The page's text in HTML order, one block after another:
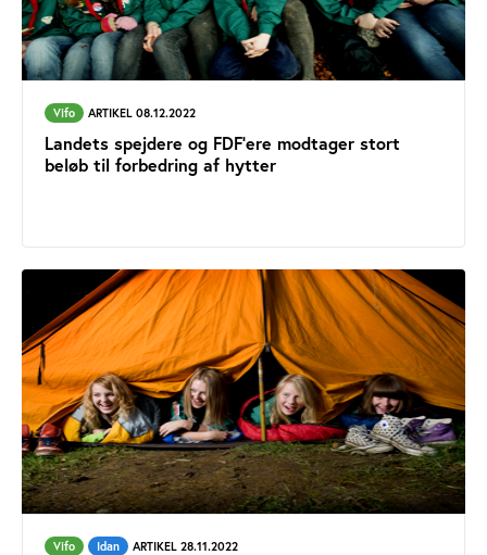
Vifo ARTIKEL 08.12.2022
Landets spejdere og FDF’ere modtager stort
beløb til forbedring af hytter
Vifo Idan ARTIKEL 28.11.2022